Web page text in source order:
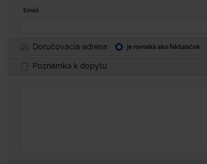
Email
Doručovacia adresa je rovnaká ako fakturačná
Poznámka k dopytu